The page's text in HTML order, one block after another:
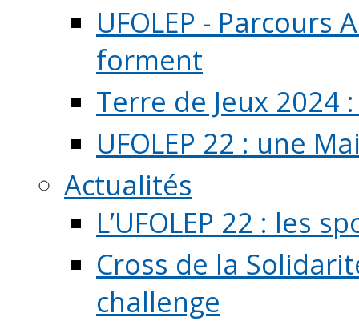
UFOLEP -
forment
Terre de Jeux 2024
UFOLEP 22 : une
Actualités
L’UFOLEP 22 : les
Cross de la
challenge